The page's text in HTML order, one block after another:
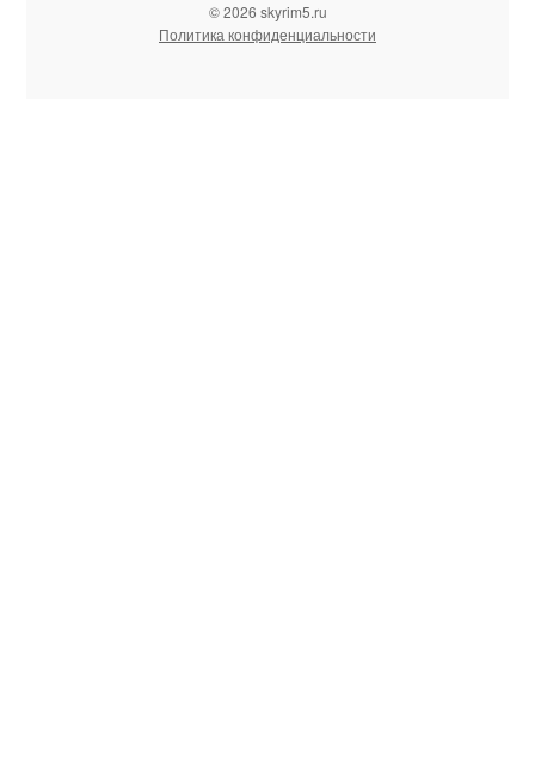
© 2026 skyrim5.ru
Политика конфиденциальности